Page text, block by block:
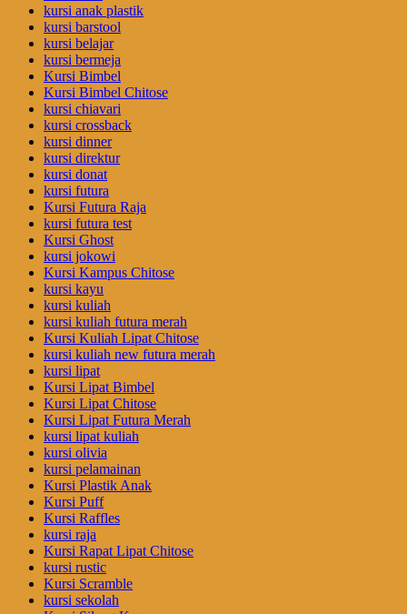
kursi anak plastik
kursi barstool
kursi belajar
kursi bermeja
Kursi Bimbel
Kursi Bimbel Chitose
kursi chiavari
kursi crossback
kursi dinner
kursi direktur
kursi donat
kursi futura
Kursi Futura Raja
kursi futura test
Kursi Ghost
kursi jokowi
Kursi Kampus Chitose
kursi kayu
kursi kuliah
kursi kuliah futura merah
Kursi Kuliah Lipat Chitose
kursi kuliah new futura merah
kursi lipat
Kursi Lipat Bimbel
Kursi Lipat Chitose
Kursi Lipat Futura Merah
kursi lipat kuliah
kursi olivia
kursi pelamainan
Kursi Plastik Anak
Kursi Puff
Kursi Raffles
kursi raja
Kursi Rapat Lipat Chitose
kursi rustic
Kursi Scramble
kursi sekolah